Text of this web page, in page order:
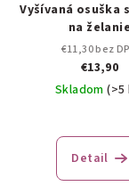
Vyšívaná osuška
na želanie
€11,30 bez
€13,90
Skladom(>5
Detail